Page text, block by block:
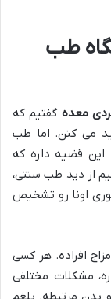
طب
معده گفتیم که
می کنن. اما طب
قضیه داره که
از دید طب سنتی،
اونا رو تشخیص
افراده. هر کسی
مشکلات مختلفی